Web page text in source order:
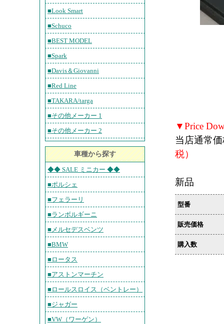
■Look Smart
■Schuco
■BEST MODEL
■Spark
■Davis＆Giovanni
■Red Line
■TAKARA/targa
■その他メーカー 1
■その他メーカー 2
車種から探す
◆◆ SALE ミニカー ◆◆
■ポルシェ
■フェラーリ
■ランボルギーニ
■メルセデスベンツ
■BMW
■ロータス
■アストンマーチン
■ロールスロイス（ベントレー）
■ジャガー
■VW（ワーゲン）
▼Price
当店通常
税）
新品
型番
販売価格
購入数